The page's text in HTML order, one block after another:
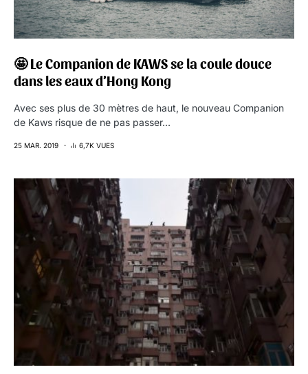
🤩 Le Companion de KAWS se la coule douce
dans les eaux d’Hong Kong
Avec ses plus de 30 mètres de haut, le nouveau Companion
de Kaws risque de ne pas passer…
25 MAR. 2019 6,7K VUES